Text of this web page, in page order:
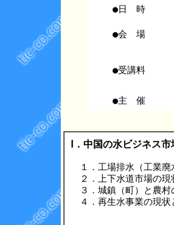
●日 時
●会 場
●受講料
●主 催
Ⅰ．中国の水ビジネス市
１．工場排水（工業廃
２．上下水道市場の現
３．城鎮（町）と農村
４．再生水事業の現状